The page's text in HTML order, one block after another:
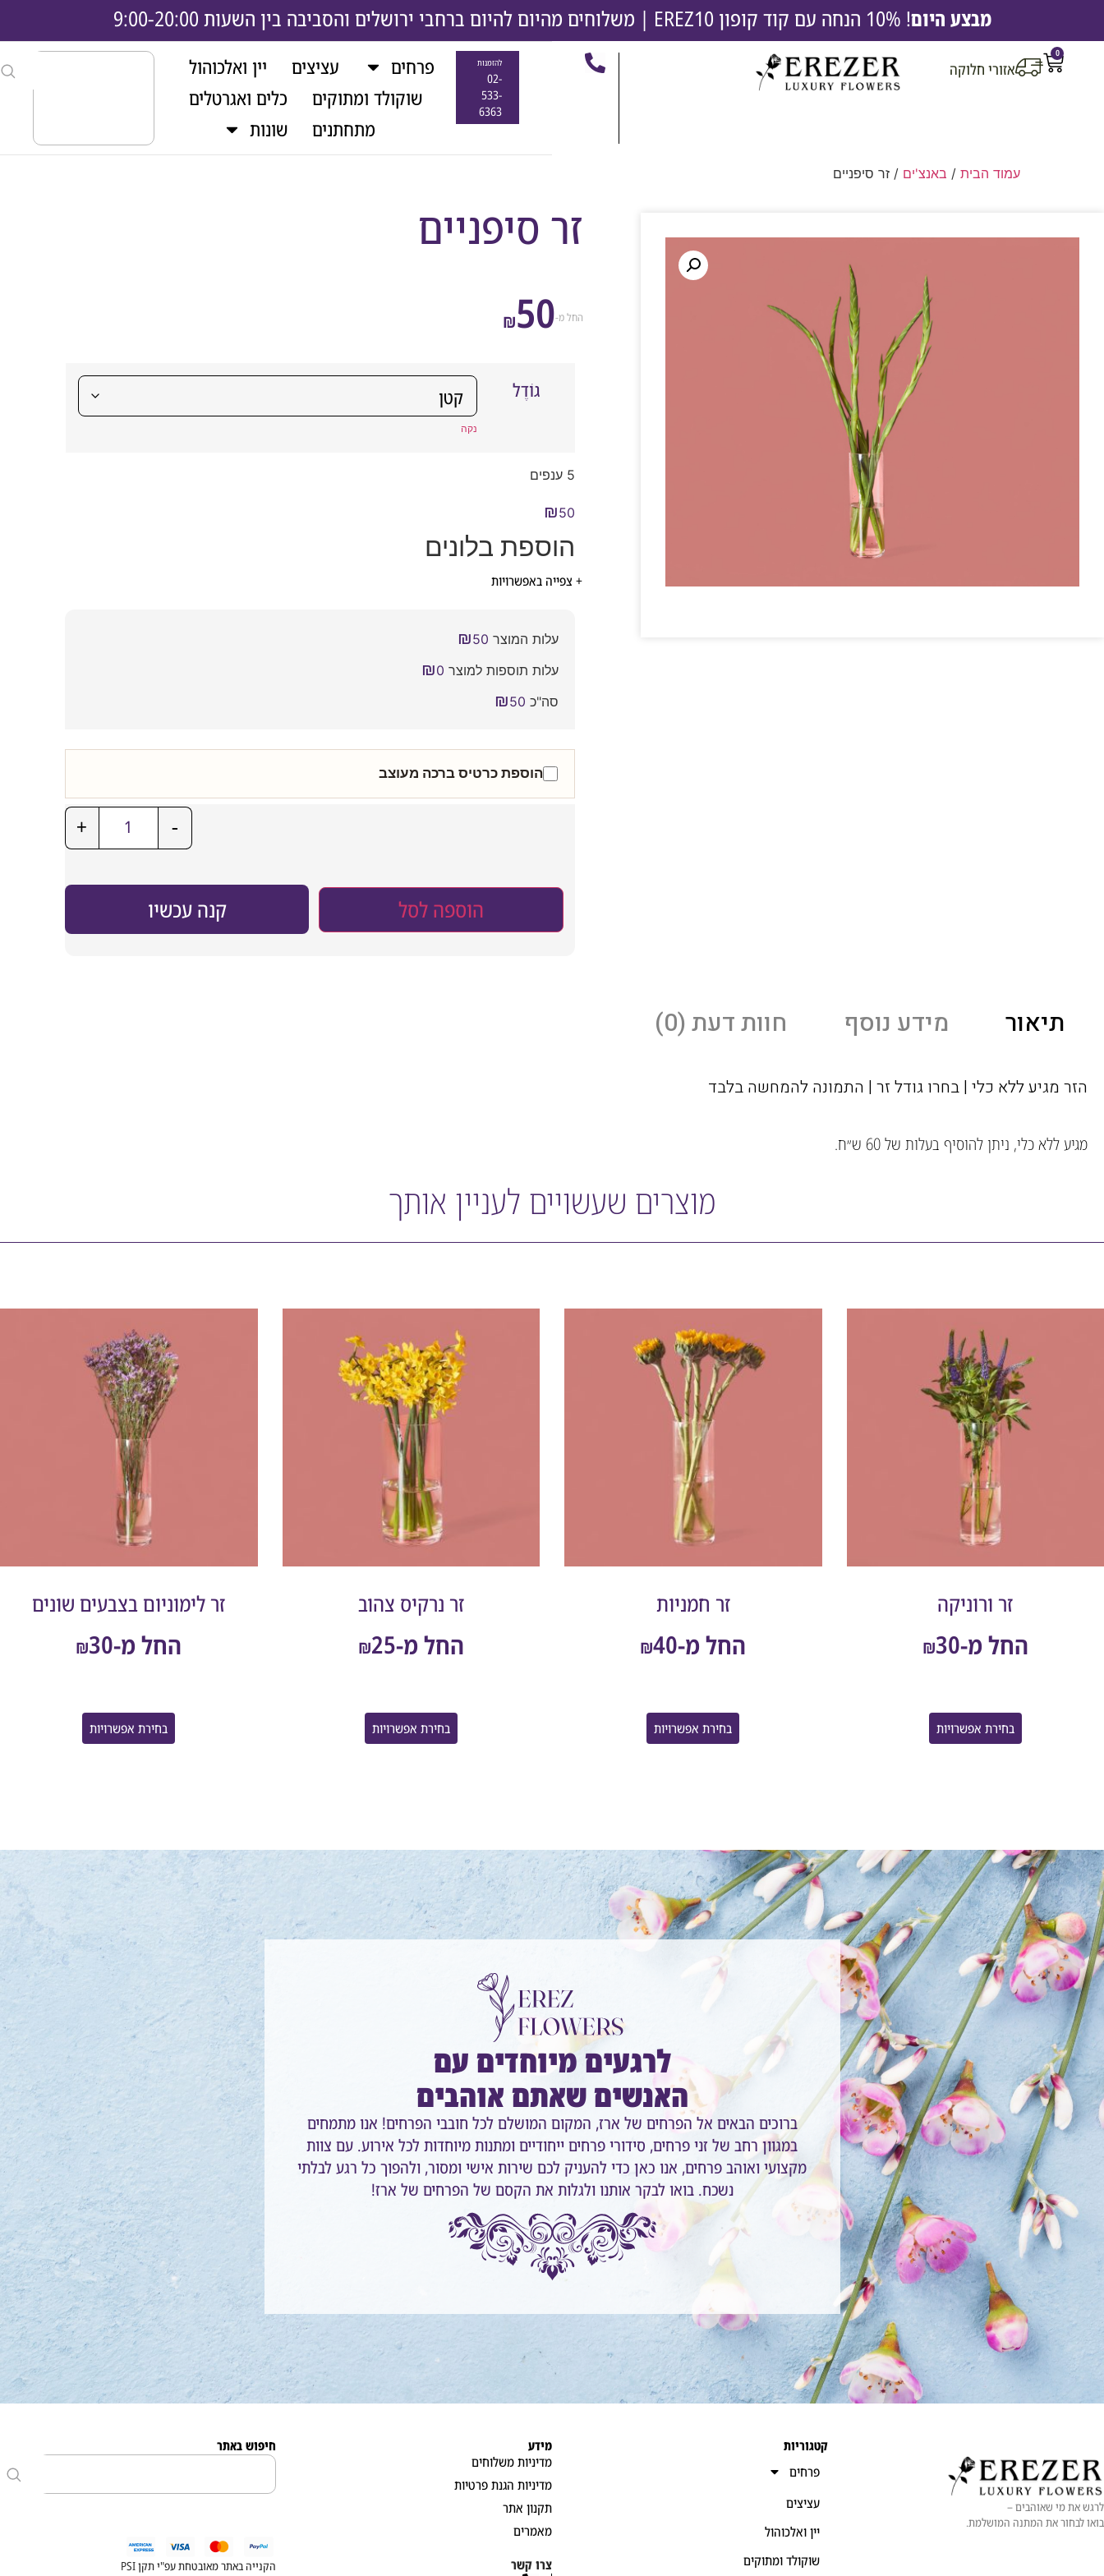
מבצע היום! 10% הנחה עם קוד קופון EREZ10 | משלוחים מהיום להיום ברחבי ירושלים והסביבה בין השעות 9:00-20:00
אזורי חלוקה
0
פרחים עציצים
יין ואלכוהול
שוקולד ומתוקים
כלים ואגרטלים
מתחתנים
שונות
להזמנות
02-
533-
6363
עמוד הבית / באנצ'ים / זר סיפניים
זר סיפניים
החל מ- ₪50
גוֹדֶל
נקה
5 ענפים
₪50
הוספת בלונים
+ צפייה באפשרויות
עלות המוצר ₪50
עלות תוספות למוצר
₪0
סה"כ
₪50
הוספת כרטיס ברכה מעוצב
-
+
הוספה לסל קנה עכשיו
תיאור מידע נוסף חוות דעת (0)
הזר מגיע ללא כלי | בחרו גודל זר | התמונה להמחשה בלבד
מגיע ללא כלי, ניתן להוסיף בעלות של 60 ש״ח.
מוצרים שעשויים לעניין אותך
זר ורוניקה
החל מ- ₪30
בחירת אפשרויות
זר חמניות
החל מ- ₪40
בחירת אפשרויות
זר נרקיס צהוב
החל מ- ₪25
בחירת אפשרויות
זר לימוניום בצבעים שונים
החל מ- ₪30
בחירת אפשרויות
לרגעים מיוחדים עם
האנשים שאתם אוהבים
ברוכים הבאים אל הפרחים של ארז, המקום המושלם לכל חובבי הפרחים! אנו מתמחים
במגוון רחב של זני פרחים, סידורי פרחים ייחודיים ומתנות מיוחדות לכל אירוע. עם צוות
מקצועי ואוהב פרחים, אנו כאן כדי להעניק לכם שירות אישי ומסור, ולהפוך כל רגע לבלתי
נשכח. בואו לבקר אותנו ולגלות את הקסם של הפרחים של ארז!
לרגש את מי שאוהבים –
בואו לבחור את המתנה המושלמת.
קטגוריות
פרחים
עציצים
יין ואלכוהול
שוקולד ומתוקים
מידע
מדיניות משלוחים
מדיניות הגנת פרטיות
תקנון אתר
מאמרים
צרו קשר
חיפוש באתר
הקנייה באתר מאובטחת עפ"י תקן PSI